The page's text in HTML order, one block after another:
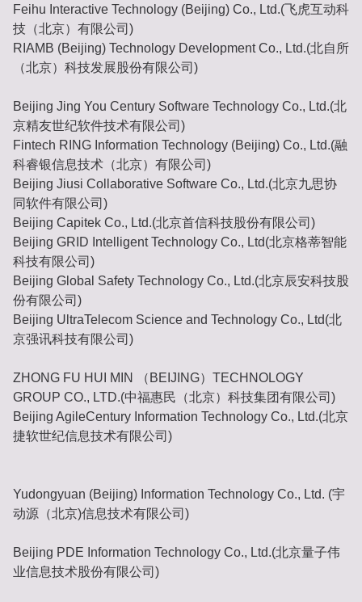
Feihu Interactive Technology (Beijing) Co., Ltd.(飞虎互动科
技（北京）有限公司)
RIAMB (Beijing) Technology Development Co., Ltd.(北自所
（北京）科技发展股份有限公司)
Beijing Jing You Century Software Technology Co., Ltd.(北
京精友世纪软件技术有限公司)
Fintech RING Information Technology (Beijing) Co., Ltd.(融
科睿银信息技术（北京）有限公司)
Beijing Jiusi Collaborative Software Co., Ltd.(北京九思协
同软件有限公司)
Beijing Capitek Co., Ltd.(北京首信科技股份有限公司)
Beijing GRID Intelligent Technology Co., Ltd(北京格蒂智能
科技有限公司)
Beijing Global Safety Technology Co., Ltd.(北京辰安科技股
份有限公司)
Beijing UltraTelecom Science and Technology Co., Ltd(北
京强讯科技有限公司)
ZHONG FU HUI MIN （BEIJING）TECHNOLOGY
GROUP CO., LTD.(中福惠民（北京）科技集团有限公司)
Beijing AgileCentury Information Technology Co., Ltd.(北京
捷软世纪信息技术有限公司)
Yudongyuan (Beijing) Information Technology Co., Ltd. (宇
动源（北京)信息技术有限公司)
Beijing PDE Information Technology Co., Ltd.(北京量子伟
业信息技术股份有限公司)